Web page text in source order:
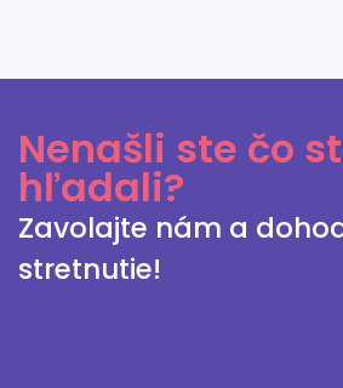
Nenašli ste čo
hľadali?
Zavolajte nám a
stretnutie!